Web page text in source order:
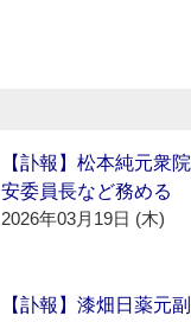
【訃報】松本純元衆
安委員長など務める
2026年03月19日 (木)
【訃報】漆畑日薬元